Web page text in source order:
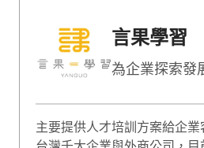
言果學習
為企業探索發
主要提供人才培訓方案給企